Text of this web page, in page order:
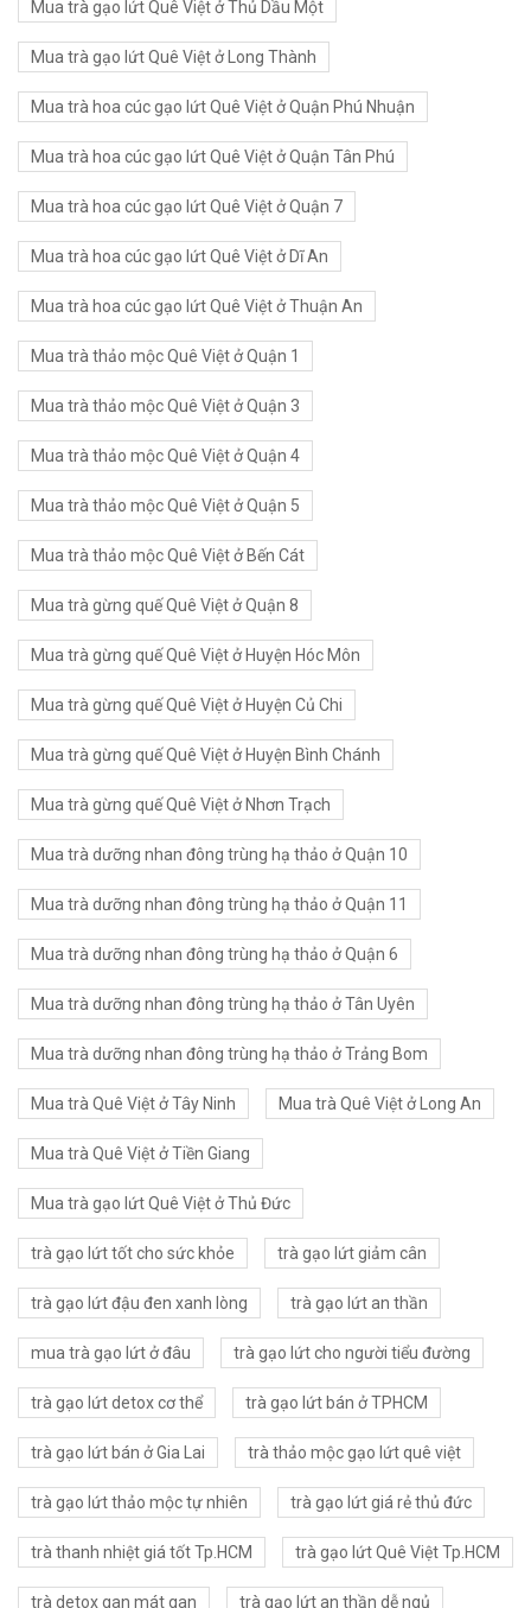
Mua trà gạo lứt Quê Việt ở Thủ Dầu Một
Mua trà gạo lứt Quê Việt ở Long Thành
Mua trà hoa cúc gạo lứt Quê Việt ở Quận Phú Nhuận
Mua trà hoa cúc gạo lứt Quê Việt ở Quận Tân Phú
Mua trà hoa cúc gạo lứt Quê Việt ở Quận 7
Mua trà hoa cúc gạo lứt Quê Việt ở Dĩ An
Mua trà hoa cúc gạo lứt Quê Việt ở Thuận An
Mua trà thảo mộc Quê Việt ở Quận 1
Mua trà thảo mộc Quê Việt ở Quận 3
Mua trà thảo mộc Quê Việt ở Quận 4
Mua trà thảo mộc Quê Việt ở Quận 5
Mua trà thảo mộc Quê Việt ở Bến Cát
Mua trà gừng quế Quê Việt ở Quận 8
Mua trà gừng quế Quê Việt ở Huyện Hóc Môn
Mua trà gừng quế Quê Việt ở Huyện Củ Chi
Mua trà gừng quế Quê Việt ở Huyện Bình Chánh
Mua trà gừng quế Quê Việt ở Nhơn Trạch
Mua trà dưỡng nhan đông trùng hạ thảo ở Quận 10
Mua trà dưỡng nhan đông trùng hạ thảo ở Quận 11
Mua trà dưỡng nhan đông trùng hạ thảo ở Quận 6
Mua trà dưỡng nhan đông trùng hạ thảo ở Tân Uyên
Mua trà dưỡng nhan đông trùng hạ thảo ở Trảng Bom
Mua trà Quê Việt ở Tây Ninh Mua trà Quê Việt ở Long An
Mua trà Quê Việt ở Tiền Giang
Mua trà gạo lứt Quê Việt ở Thủ Đức
trà gạo lứt tốt cho sức khỏe trà gạo lứt giảm cân
trà gạo lứt đậu đen xanh lòng trà gạo lứt an thần
mua trà gạo lứt ở đâu trà gạo lứt cho người tiểu đường
trà gạo lứt detox cơ thể trà gạo lứt bán ở TPHCM
trà gạo lứt bán ở Gia Lai trà thảo mộc gạo lứt quê việt
trà gạo lứt thảo mộc tự nhiên trà gạo lứt giá rẻ thủ đức
trà thanh nhiệt giá tốt Tp.HCM trà gạo lứt Quê Việt Tp.HCM
trà detox gan mát gan trà gạo lứt an thần dễ ngủ